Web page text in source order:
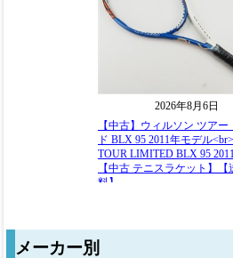
メーカー別